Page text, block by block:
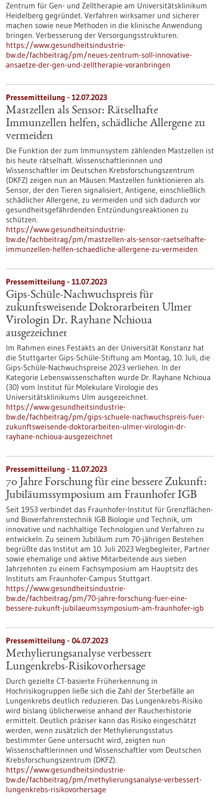
Zentrum für Gen- und Zelltherapie am Universitätsklinikum
Heidelberg gegründet. Verfahren wirksamer und sicherer
machen sowie neue Methoden in die klinische Anwendung
bringen. Verbesserung der Versorgungsstrukturen.
https://www.gesundheitsindustrie-
bw.de/fachbeitrag/pm/neues-zentrum-soll-innovative-
ansaetze-der-gen-und-zelltherapie-voranbringen
Pressemitteilung - 12.07.2023
Mastzellen als Sensor: Rätselhafte
Immunzellen helfen, schädliche Allergene zu
vermeiden
Die Funktion der zum Immunsystem zählenden Mastzellen ist
bis heute rätselhaft. Wissenschaftlerinnen und
Wissenschaftler im Deutschen Krebsforschungszentrum
(DKFZ) zeigen nun an Mäusen: Mastzellen funktionieren als
Sensor, der den Tieren signalisiert, Antigene, einschließlich
schädlicher Allergene, zu vermeiden und sich dadurch vor
gesundheitsgefährdenden Entzündungsreaktionen zu
schützen.
https://www.gesundheitsindustrie-
bw.de/fachbeitrag/pm/mastzellen-als-sensor-raetselhafte-
immunzellen-helfen-schaedliche-allergene-zu-vermeiden
Pressemitteilung - 11.07.2023
Gips-Schüle-Nachwuchspreis für
zukunftsweisende Doktorarbeiten Ulmer
Virologin Dr. Rayhane Nchioua
ausgezeichnet
Im Rahmen eines Festakts an der Universität Konstanz hat
die Stuttgarter Gips-Schüle-Stiftung am Montag, 10. Juli, die
Gips-Schüle-Nachwuchspreise 2023 verliehen. In der
Kategorie Lebenswissenschaften wurde Dr. Rayhane Nchioua
(30) vom Institut für Molekulare Virologie des
Universitätsklinikums Ulm ausgezeichnet.
https://www.gesundheitsindustrie-
bw.de/fachbeitrag/pm/gips-schuele-nachwuchspreis-fuer-
zukunftsweisende-doktorarbeiten-ulmer-virologin-dr-
rayhane-nchioua-ausgezeichnet
Pressemitteilung - 11.07.2023
70 Jahre Forschung für eine bessere Zukunft:
Jubiläumssymposium am Fraunhofer IGB
Seit 1953 verbindet das Fraunhofer-Institut für Grenzflächen-
und Bioverfahrenstechnik IGB Biologie und Technik, um
innovative und nachhaltige Technologien und Verfahren zu
entwickeln. Zu seinem Jubiläum zum 70-jährigen Bestehen
begrüßte das Institut am 10. Juli 2023 Wegbegleiter, Partner
sowie ehemalige und aktive Mitarbeitende aus sieben
Jahrzehnten zu einem Fachsymposium am Hauptsitz des
Instituts am Fraunhofer-Campus Stuttgart.
https://www.gesundheitsindustrie-
bw.de/fachbeitrag/pm/70-jahre-forschung-fuer-eine-
bessere-zukunft-jubilaeumssymposium-am-fraunhofer-igb
Pressemitteilung - 04.07.2023
Methylierungsanalyse verbessert
Lungenkrebs-Risikovorhersage
Durch gezielte CT-basierte Früherkennung in
Hochrisikogruppen ließe sich die Zahl der Sterbefälle an
Lungenkrebs deutlich reduzieren. Das Lungenkrebs-Risiko
wird bislang üblicherweise anhand der Raucherhistorie
ermittelt. Deutlich präziser kann das Risiko eingeschätzt
werden, wenn zusätzlich der Methylierungsstatus
bestimmter Gene untersucht wird, zeigten nun
Wissenschaftlerinnen und Wissenschaftler vom Deutschen
Krebsforschungszentrum (DKFZ).
https://www.gesundheitsindustrie-
bw.de/fachbeitrag/pm/methylierungsanalyse-verbessert-
lungenkrebs-risikovorhersage